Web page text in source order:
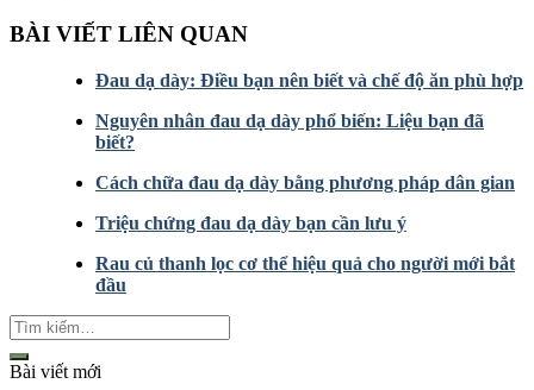
BÀI VIẾT LIÊN QUAN
Đau dạ dày: Điều bạn nên biết và chế độ ăn phù hợp
Nguyên nhân đau dạ dày phổ biến: Liệu bạn đã
biết?
Cách chữa đau dạ dày bằng phương pháp dân gian
Triệu chứng đau dạ dày bạn cần lưu ý
Rau củ thanh lọc cơ thể hiệu quả cho người mới bắt
đầu
Bài viết mới